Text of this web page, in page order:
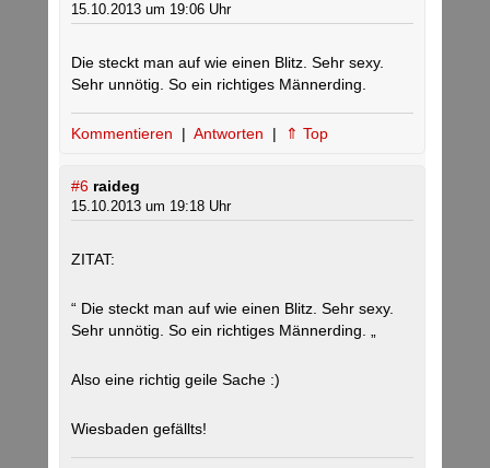
15.10.2013 um 19:06 Uhr
Die steckt man auf wie einen Blitz. Sehr sexy.
Sehr unnötig. So ein richtiges Männerding.
Kommentieren | Antworten | ⇑ Top
#6 raideg
15.10.2013 um 19:18 Uhr
ZITAT:
“ Die steckt man auf wie einen Blitz. Sehr sexy.
Sehr unnötig. So ein richtiges Männerding. „
Also eine richtig geile Sache :)
Wiesbaden gefällts!